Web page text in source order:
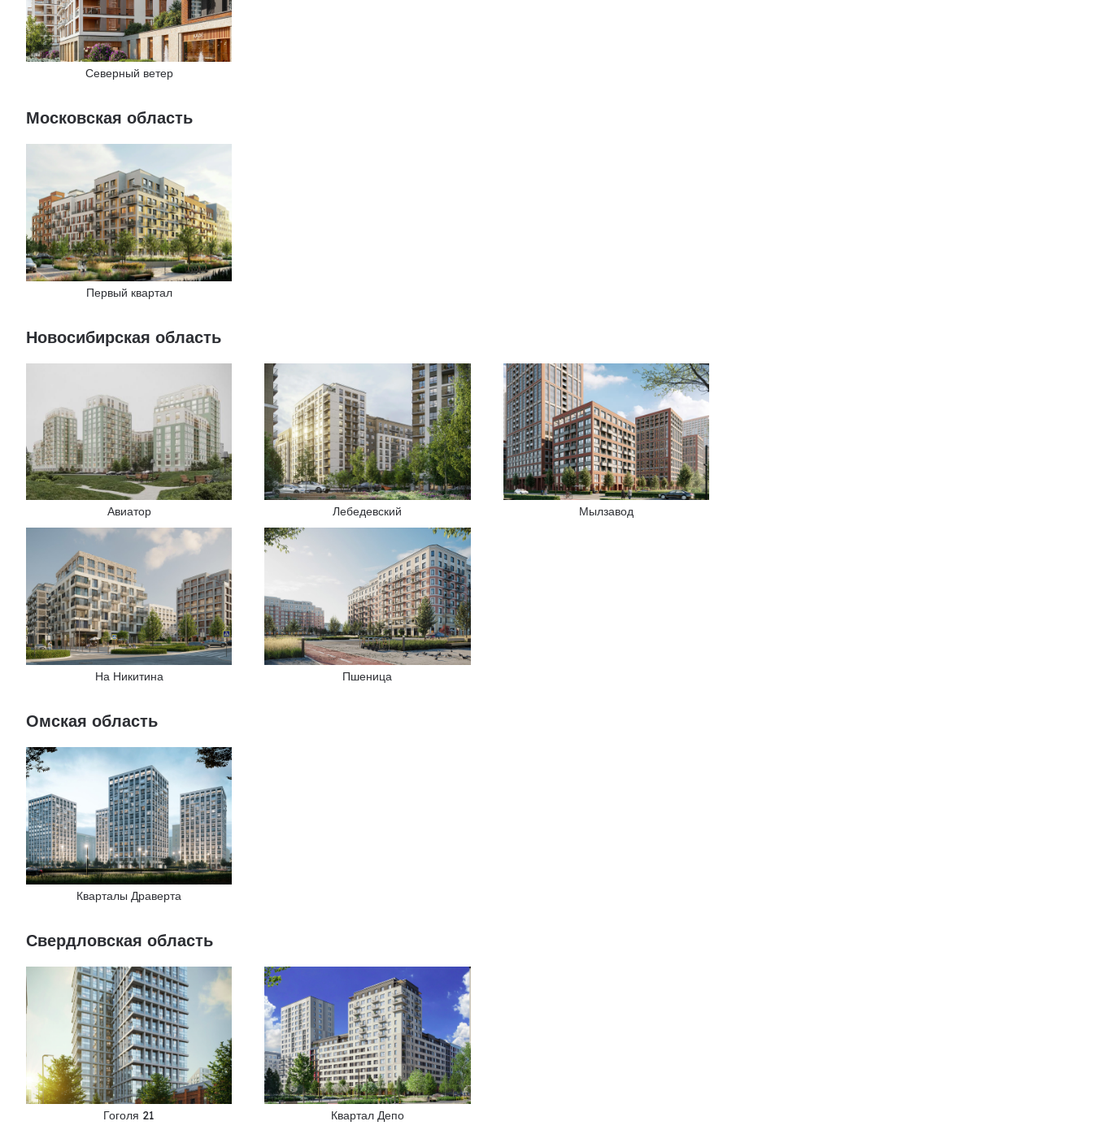
Северный ветер
Московская область
Первый квартал
Новосибирская область
Авиатор Лебедевский Мылзавод
На Никитина Пшеница
Омская область
Кварталы Драверта
Свердловская область
Гоголя 21 Квартал Депо